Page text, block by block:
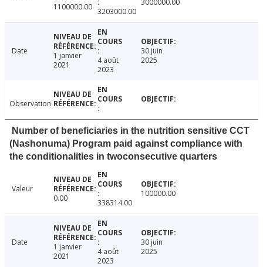
1100000.00 3203000.00
Date
1 janvier
2021
4 août
2023
30 juin
2025
Observation
Number of beneficiaries in the nutrition sensitive CCT
(Nashonuma) Program paid against compliance with
the conditionalities in twoconsecutive quarters
Valeur
0.00
338314.00
100000.00
Date
1 janvier
2021
4 août
2023
30 juin
2025